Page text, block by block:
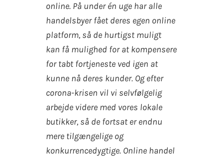
online. På under én uge har alle
handelsbyer fået deres egen online
platform, så de hurtigst muligt
kan få mulighed for at kompensere
for tabt fortjeneste ved igen at
kunne nå deres kunder. Og efter
corona-krisen vil vi selvfølgelig
arbejde videre med vores lokale
butikker, så de fortsat er endnu
mere tilgængelige og
konkurrencedygtige. Online handel